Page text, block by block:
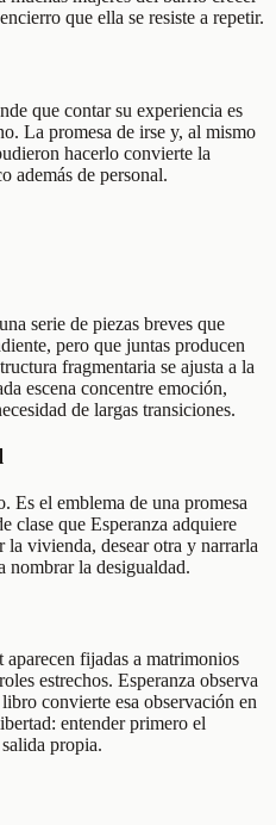
que ella se resiste a repetir.
que contar su experiencia es
La promesa de irse y, al mismo
hacerlo convierte la
además de personal.
serie de piezas breves que
pero que juntas producen
fragmentaria se ajusta a la
escena concentre emoción,
de largas transiciones.
Es el emblema de una promesa
clase que Esperanza adquiere
vivienda, desear otra y narrarla
nombrar la desigualdad.
fijadas a matrimonios
estrechos. Esperanza observa
convierte esa observación en
entender primero el
propia.